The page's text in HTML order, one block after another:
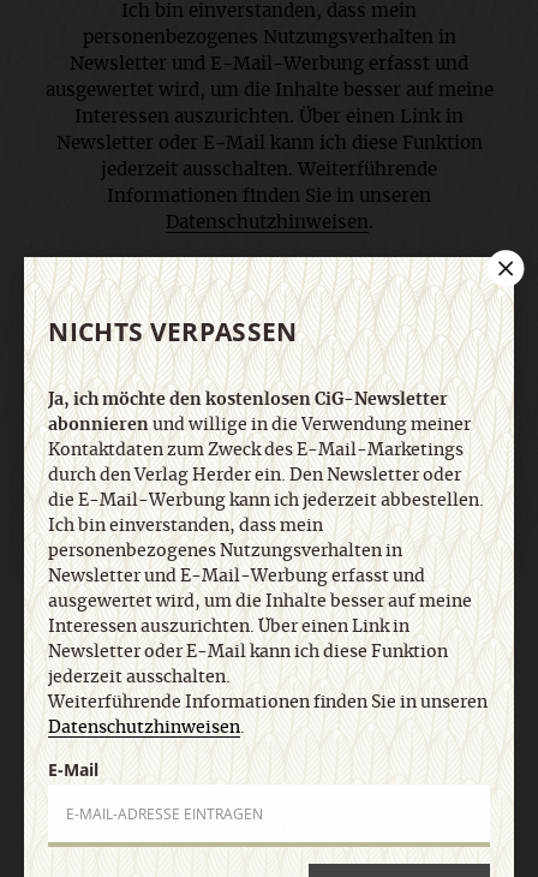
Ich bin einverstanden, dass mein
personenbezogenes Nutzungsverhalten in
Newsletter und E-Mail-Werbung erfasst und
ausgewertet wird, um die Inhalte besser auf meine
Interessen auszurichten. Über einen Link in
Newsletter oder E-Mail kann ich diese Funktion
jederzeit ausschalten. Weiterführende
Informationen finden Sie in unseren
Datenschutzhinweisen .
E-Mail
Jetzt anmelden
AGB und Widerrufsbelehrung Datenschutz
Barrierefreiheit
Impressum
Vertrag widerrufen
NICHTS VERPASSEN
Ja, ich möchte den kostenlosen CiG-Newsletter
abonnierenund willige in die Verwendung meiner
Kontaktdaten zum Zweck des E-Mail-Marketings
durch den Verlag Herder ein. Den Newsletter oder
die E-Mail-Werbung kann ich jederzeit abbestellen.
Ich bin einverstanden, dass mein
personenbezogenes Nutzungsverhalten in
Newsletter und E-Mail-Werbung erfasst und
ausgewertet wird, um die Inhalte besser auf meine
Interessen auszurichten. Über einen Link in
Newsletter oder E-Mail kann ich diese Funktion
jederzeit ausschalten.
Weiterführende Informationen finden Sie in unseren
Datenschutzhinweisen.
E-Mail